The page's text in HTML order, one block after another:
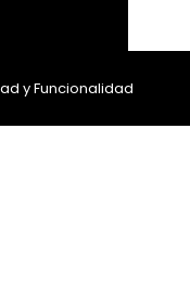
y Funcionalidad